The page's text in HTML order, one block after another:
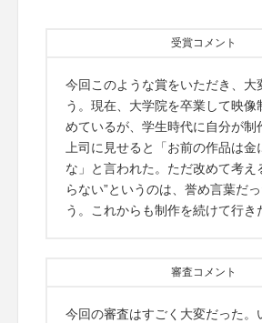
受賞コメント
今回このような賞をいただき、大
う。現在、大学院を卒業して映像
めているが、学生時代に自分が制
上司に見せると「お前の作品は金
な」と言われた。ただ改めて考え
らない”というのは、誉め言葉だ
う。これからも制作を続けて行き
審査コメント
今回の審査はすごく大変だった。